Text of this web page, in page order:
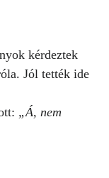
kérdeztek
Jól tették ide
„Á, nem